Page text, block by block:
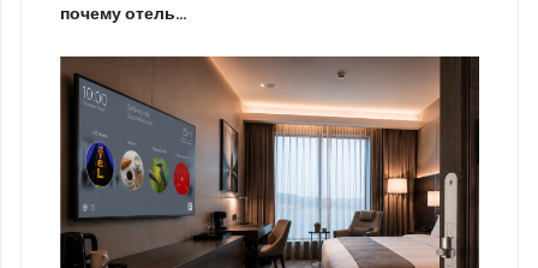
почему отель…